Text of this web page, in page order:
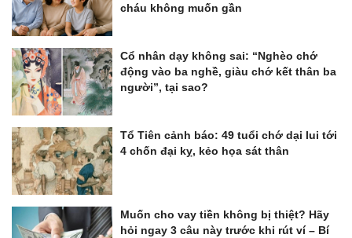
cháu không muốn gần
Cổ nhân dạy không sai: “Nghèo chớ
động vào ba nghề, giàu chớ kết thân ba
người”, tại sao?
Tổ Tiên cảnh báo: 49 tuổi chớ dại lui tới
4 chốn đại kỵ, kẻo họa sát thân
Muốn cho vay tiền không bị thiệt? Hãy
hỏi ngay 3 câu này trước khi rút ví – Bí